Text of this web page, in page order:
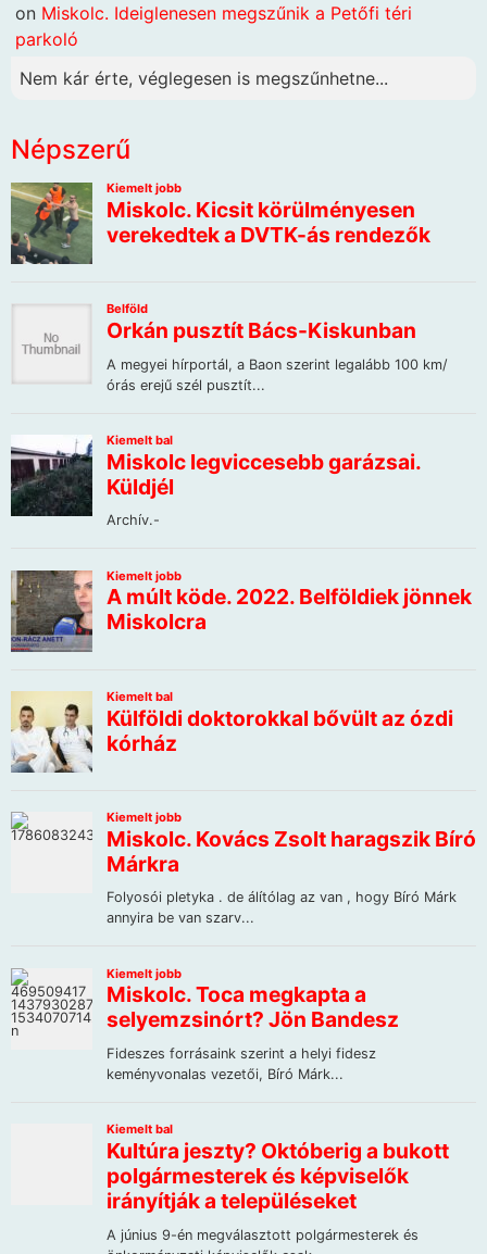
on Miskolc. Ideiglenesen megszűnik a Petőfi téri
parkoló
Nem kár érte, véglegesen is megszűnhetne...
Népszerű